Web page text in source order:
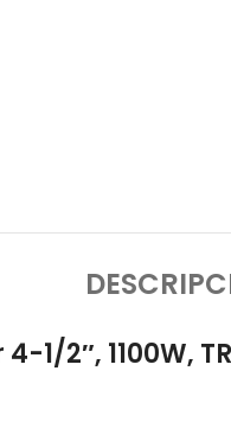
2″, 1100W,